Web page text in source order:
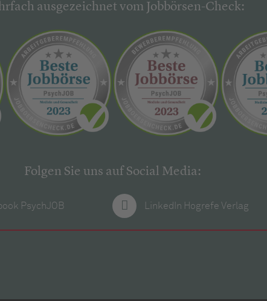
ausgezeichnet vom Jobbörsen-Check:
Folgen Sie uns auf Social Media:
PsychJOB LinkedIn Hogrefe Verlag